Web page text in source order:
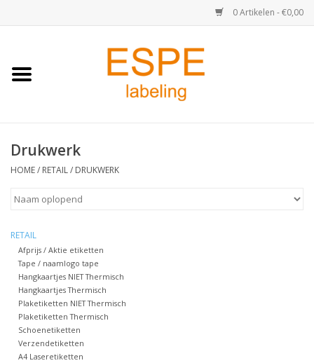
0 Artikelen - €0,00
Home
Retail
Kassa & Pinrollen
Verzend-etiketten
Merken
Drukwerk
HOME/ RETAIL/ DRUKWERK
RETAIL
Afprijs / Aktie etiketten
Tape / naamlogo tape
Hangkaartjes NIET Thermisch
Hangkaartjes Thermisch
Plaketiketten NIET Thermisch
Plaketiketten Thermisch
Schoenetiketten
Verzendetiketten
A4 Laseretiketten